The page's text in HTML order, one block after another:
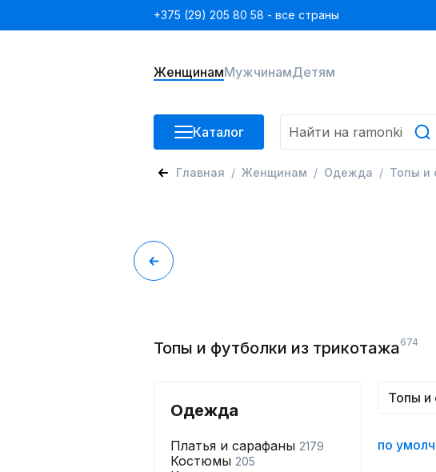
+375 (29) 205 80 58 - все страны
ЖенщинамМужчинамДетям
Каталог
Главная Женщинам Одежда Топы и
Топы и футболки из трикотажа674
Одежда
Платья и сарафаны 2179
Костюмы 205
Топы и
по